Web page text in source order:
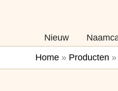
Nieuw
Home » Producten »